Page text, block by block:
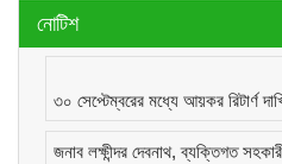
নোটিশ
৩০ সেপ্টেম্বরের মধ্যে আয়কর রিটার্ণ
জনাব লক্ষীন্দর দেবনাথ, ব্যক্তিগত